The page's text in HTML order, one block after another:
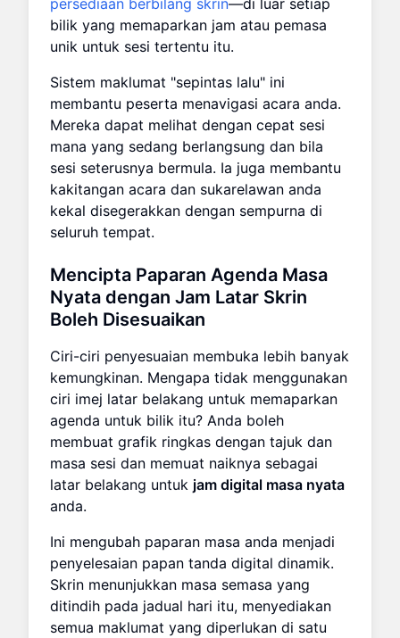
bilik yang memaparkan jam atau pemasa
unik untuk sesi tertentu itu.
Sistem maklumat "sepintas lalu" ini
membantu peserta menavigasi acara anda.
Mereka dapat melihat dengan cepat sesi
mana yang sedang berlangsung dan bila
sesi seterusnya bermula. Ia juga membantu
kakitangan acara dan sukarelawan anda
kekal disegerakkan dengan sempurna di
seluruh tempat.
Mencipta Paparan Agenda Masa
Nyata dengan Jam Latar Skrin
Boleh Disesuaikan
Ciri-ciri penyesuaian membuka lebih banyak
kemungkinan. Mengapa tidak menggunakan
ciri imej latar belakang untuk memaparkan
agenda untuk bilik itu? Anda boleh
membuat grafik ringkas dengan tajuk dan
masa sesi dan memuat naiknya sebagai
latar belakang untuk jam digital masa nyata
anda.
Ini mengubah paparan masa anda menjadi
penyelesaian papan tanda digital dinamik.
Skrin menunjukkan masa semasa yang
ditindih pada jadual hari itu, menyediakan
semua maklumat yang diperlukan di satu